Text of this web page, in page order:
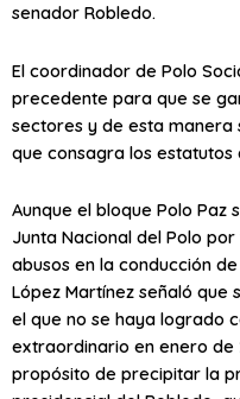
senador Robledo.
El coordinador de Polo
precedente para que se
sectores y de esta
que consagra los estatutos
Aunque el bloque Polo
Junta Nacional del Polo
abusos en la conducción
López Martínez señaló que
el que no se haya logrado
extraordinario en enero de
propósito de precipitar la